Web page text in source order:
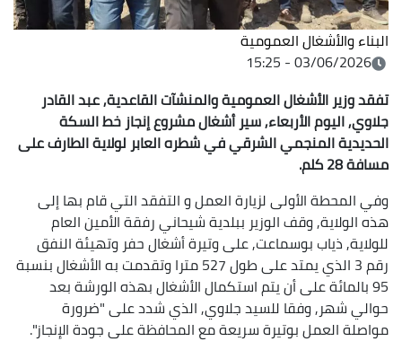
البناء والأشغال العمومية
03/06/2026 - 15:25
تفقد وزير الأشغال العمومية والمنشآت القاعدية, عبد القادر
جلاوي, اليوم الأربعاء, سير أشغال مشروع إنجاز خط السكة
الحديدية المنجمي الشرقي في شطره العابر لولاية الطارف على
مسافة 28 كلم.
وفي المحطة الأولى لزيارة العمل و التفقد التي قام بها إلى
هذه الولاية, وقف الوزير ببلدية شيحاني رفقة الأمين العام
للولاية, ذياب بوسماعت, على وتيرة أشغال حفر وتهيئة النفق
رقم 3 الذي يمتد على طول 527 مترا وتقدمت به الأشغال بنسبة
95 بالمائة على أن يتم استكمال الأشغال بهذه الورشة بعد
حوالي شهر, وفقا للسيد جلاوي, الذي شدد على "ضرورة
مواصلة العمل بوتيرة سريعة مع المحافظة على جودة الإنجاز".